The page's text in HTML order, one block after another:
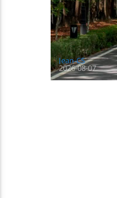
Jean-CS
2026-08-07